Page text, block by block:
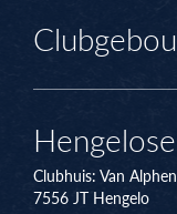
Clubhuis: Van
7556 JT Hengelo